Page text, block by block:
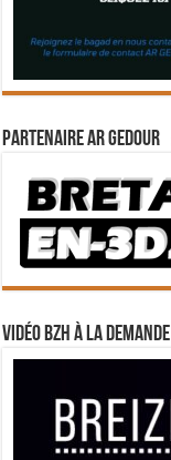
Partenaire Ar Gedour
Vidéo BZH à la demande